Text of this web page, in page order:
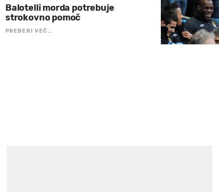
Balotelli morda potrebuje
strokovno pomoč
PREBERI VEČ…